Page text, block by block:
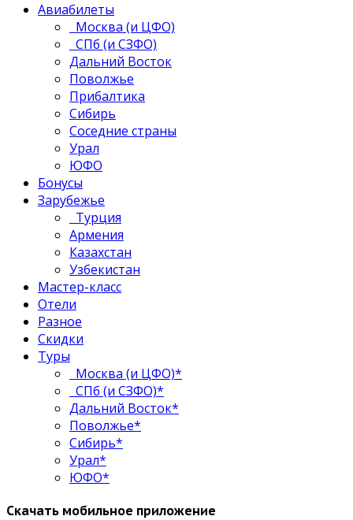
Авиабилеты
Москва (и ЦФО)
СПб (и СЗФО)
Дальний Восток
Поволжье
Прибалтика
Сибирь
Соседние страны
Урал
ЮФО
Бонусы
Зарубежье
Турция
Армения
Казахстан
Узбекистан
Мастер-класс
Отели
Разное
Скидки
Туры
Москва (и ЦФО)*
СПб (и СЗФО)*
Дальний Восток*
Поволжье*
Сибирь*
Урал*
ЮФО*
Скачать мобильное приложение